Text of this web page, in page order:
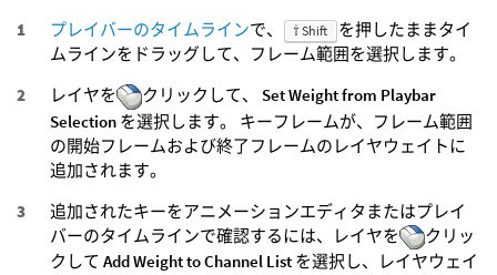
プレイバーのタイムラインで、 ⇧ Shift
を押したままタイ
ムラインをドラッグして、フレーム範囲を選択します。
レイヤを
クリックして、 Set Weight from Playbar
Selection を選択します。 キーフレームが、フレーム範囲
の開始フレームおよび終了フレームのレイヤウェイトに
追加されます。
追加されたキーをアニメーションエディタまたはプレイ
バーのタイムラインで確認するには、レイヤを
クリッ
クして Add Weight to Channel List を選択し、レイヤウェイ